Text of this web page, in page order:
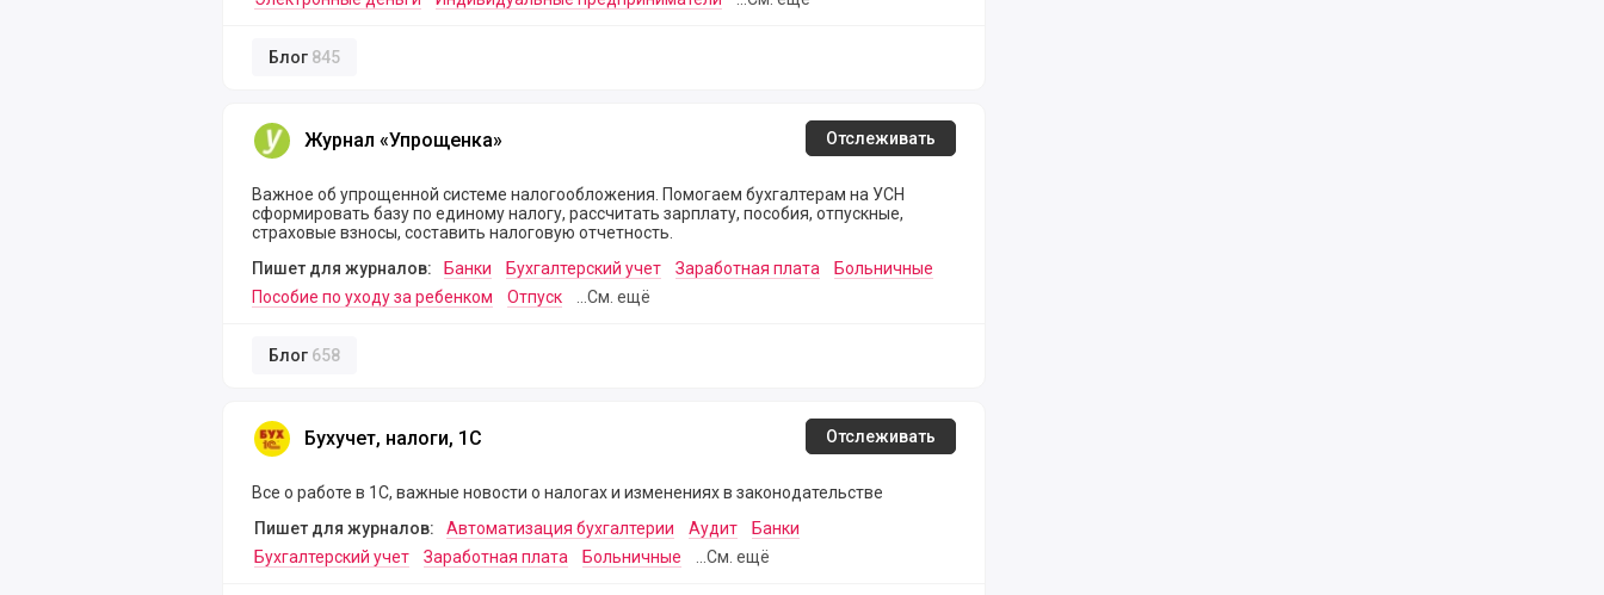
Блог 845
Журнал «Упрощенка»
Журнал «Упрощенка» Отслеживать
Важное об упрощенной системе налогообложения. Помогаем бухгалтерам на УСН
сформировать базу по единому налогу, рассчитать зарплату, пособия, отпускные,
страховые взносы, составить налоговую отчетность.
Пишет для журналов:
Банки Бухгалтерский учет Заработная плата
Больничные
Пособие по уходу за ребенком
Отпуск ...См. ещё
Блог 658
Бухучет, налоги, 1С
Бухучет, налоги, 1С Отслеживать
Все о работе в 1С, важные новости о налогах и изменениях в законодательстве
Пишет для журналов:
Автоматизация бухгалтерии Аудит
Банки
Бухгалтерский учет
Заработная плата Больничные ...См. ещё